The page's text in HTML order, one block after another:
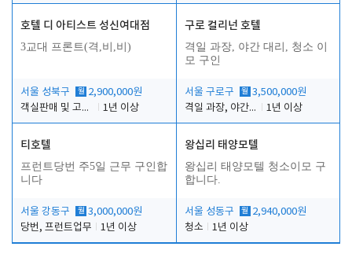
호텔 디 아티스트 성신여대점
3교대 프론트(격,비,비)
서울 성북구 월 2,900,000원
객실판매 및 고객응대
1년 이상
구로 컬리넌 호텔
격일 과장, 야간 대리, 청소 이
모 구인
서울 구로구 월 3,500,000원
격일 과장, 야간 대리, 청소 이모
1년 이상
티호텔
프런트당번 주5일 근무 구인합
니다
서울 강동구 월 3,000,000원
당번, 프런트업무
1년 이상
왕십리 태양모텔
왕십리 태양모텔 청소이모 구
합니다.
서울 성동구 월 2,940,000원
청소
1년 이상